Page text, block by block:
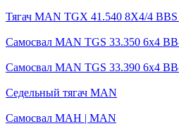
Тягач MAN TGX 41.540 8X4/4
Самосвал MAN TGS 33.350 6x4
Самосвал MAN TGS 33.390 6x4
Седельный тягач MAN
Самосвал МАН | MAN